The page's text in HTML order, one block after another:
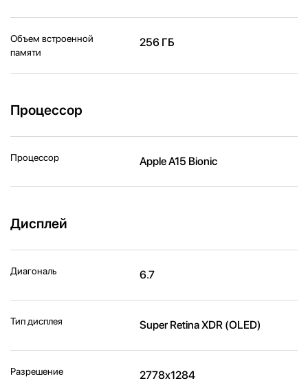
Объем встроенной
памяти
256 ГБ
Процессор
Процессор Apple A15 Bionic
Дисплей
Диагональ 6.7
Тип дисплея Super Retina XDR (OLED)
Разрешение 2778x1284